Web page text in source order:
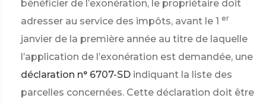
bénéficier de l’exonération, le propriétaire doit
adresser au service des impôts, avant le 1 er
janvier de la première année au titre de laquelle
l’application de l’exonération est demandée, une
déclaration n° 6707-SD indiquant la liste des
parcelles concernées. Cette déclaration doit être